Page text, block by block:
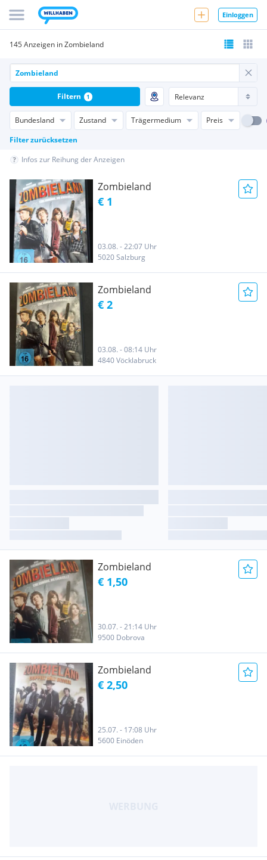
Einloggen
145 Anzeigen in Zombieland
Bundesland Zustand Trägermedium
Preis
Filter zurücksetzen
Filtern 1
Infos zur Reihung der Anzeigen
Zombieland
€ 1
03.08. - 22:07 Uhr
5020 Salzburg
Zombieland
€ 2
03.08. - 08:14 Uhr
4840 Vöcklabruck
Zombieland
€ 1,50
30.07. - 21:14 Uhr
9500 Dobrova
Zombieland
€ 2,50
25.07. - 17:08 Uhr
5600 Einöden